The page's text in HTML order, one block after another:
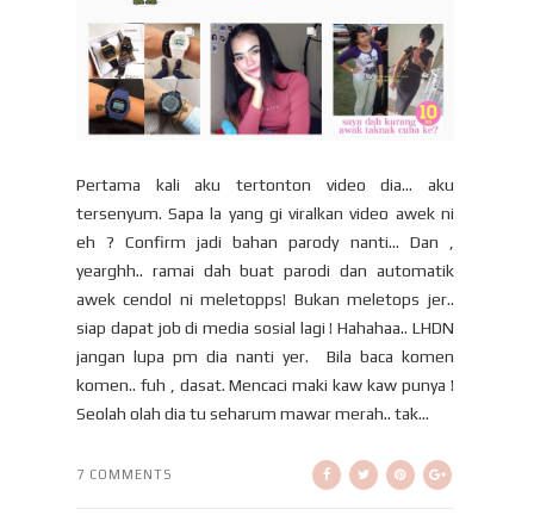
Pertama kali aku tertonton video dia... aku
tersenyum. Sapa la yang gi viralkan video awek ni
eh ? Confirm jadi bahan parody nanti... Dan ,
yearghh.. ramai dah buat parodi dan automatik
awek cendol ni meletopps! Bukan meletops jer..
siap dapat job di media sosial lagi ! Hahahaa.. LHDN
jangan lupa pm dia nanti yer. Bila baca komen
komen.. fuh , dasat. Mencaci maki kaw kaw punya !
Seolah olah dia tu seharum mawar merah.. tak...
7 COMMENTS